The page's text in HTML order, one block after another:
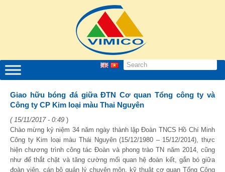
Giao hữu bóng đá giữa ĐTN Cơ quan Tổng công ty và
Công ty CP Kim loại màu Thai Nguyên
( 15/11/2017 - 0:49 )
Chào mừng kỷ niệm 34 năm ngày thành lập Đoàn TNCS Hồ Chí Minh
Công ty Kim loại màu Thái Nguyên (15/12/1980 – 15/12/2014), thực
hiện chương trình công tác Đoàn và phong trào TN năm 2014, cũng
như để thắt chặt và tăng cường mối quan hệ đoàn kết, gắn bó giữa
đoàn viên, cán bộ quản lý chuyên môn, kỹ thuật cơ quan Tổng Công